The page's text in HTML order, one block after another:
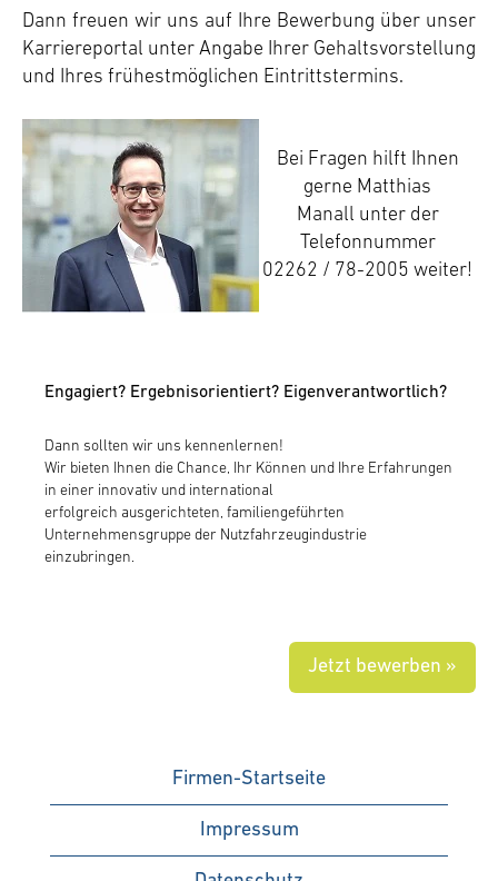
Dann freuen wir uns auf Ihre Bewerbung über unser
Karriereportal unter Angabe Ihrer Gehaltsvorstellung
und Ihres frühestmöglichen Eintrittstermins.
Bei Fragen hilft Ihnen
gerne Matthias
Manall unter der
Telefonnummer
02262 / 78-2005 weiter!
Engagiert? Ergebnisorientiert? Eigenverantwortlich?
Dann sollten wir uns kennenlernen!
Wir bieten Ihnen die Chance, Ihr Können und Ihre Erfahrungen
in einer innovativ und international
erfolgreich ausgerichteten, familiengeführten
Unternehmensgruppe der Nutzfahrzeugindustrie
einzubringen.
Jetzt bewerben »
Firmen-Startseite
Impressum